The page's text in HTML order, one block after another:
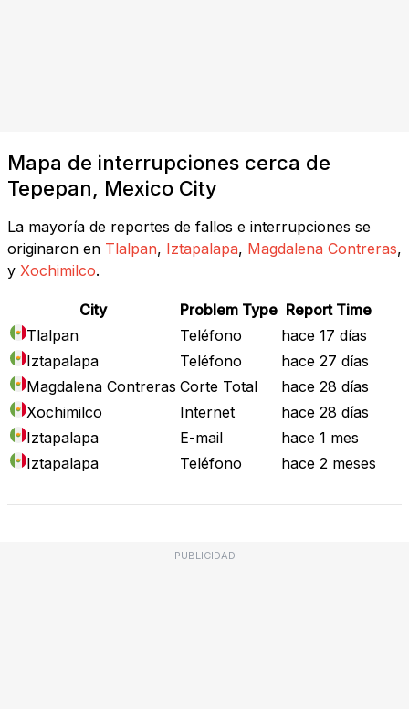
Mapa de interrupciones cerca de
Tepepan, Mexico City
La mayoría de reportes de fallos e interrupciones se
originaron en Tlalpan, Iztapalapa, Magdalena Contreras,
y Xochimilco.
City Problem Type Report Time
Tlalpan
Teléfono
hace 17 días
Iztapalapa
Teléfono
hace 27 días
Magdalena Contreras Corte Total
hace 28 días
Xochimilco
Internet
hace 28 días
Iztapalapa
E-mail
hace 1 mes
Iztapalapa
Teléfono hace 2 meses
PUBLICIDAD